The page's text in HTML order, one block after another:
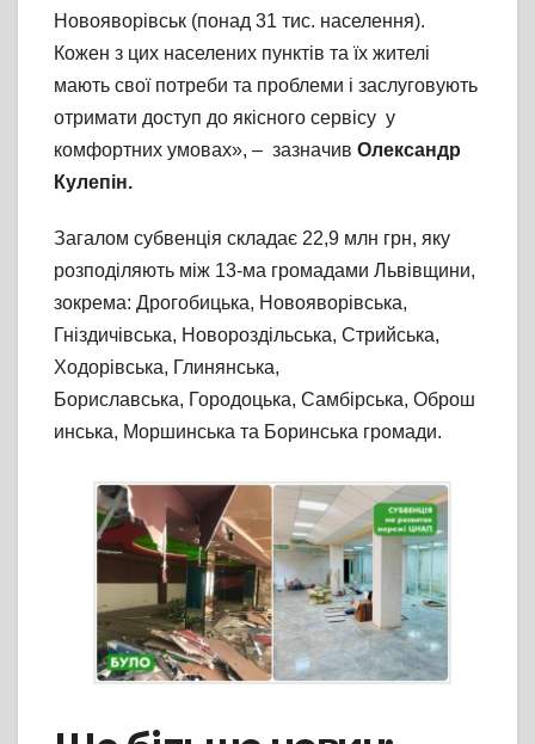
Новояворівськ (понад 31 тис. населення).
Кожен з цих населених пунктів та їх жителі
мають свої потреби та проблеми і заслуговують
отримати доступ до якісного сервісу у
комфортних умовах», – зазначив Олександр
Кулепін.
Загалом субвенція складає 22,9 млн грн, яку
розподіляють між 13-ма громадами Львівщини,
зокрема: Дрогобицька, Новояворівська,
Гніздичівська, Новороздільська, Стрийська,
Ходорівська, Глинянська,
Бориславська, Городоцька, Самбірська, Оброш
инська, Моршинська та Боринська громади.